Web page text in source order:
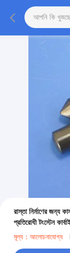
রাস্তা নির্মাণের জন্য
প্রতিরোধী টংস্টেন
মূল্য：আলোচনাযোগ্য